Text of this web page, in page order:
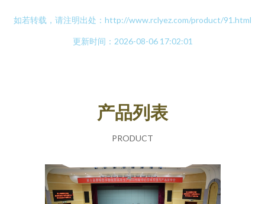
如若转载，请注明出处：http://www.rclyez.com/product/91.html
更新时间：2026-08-06 17:02:01
产品列表
PRODUCT